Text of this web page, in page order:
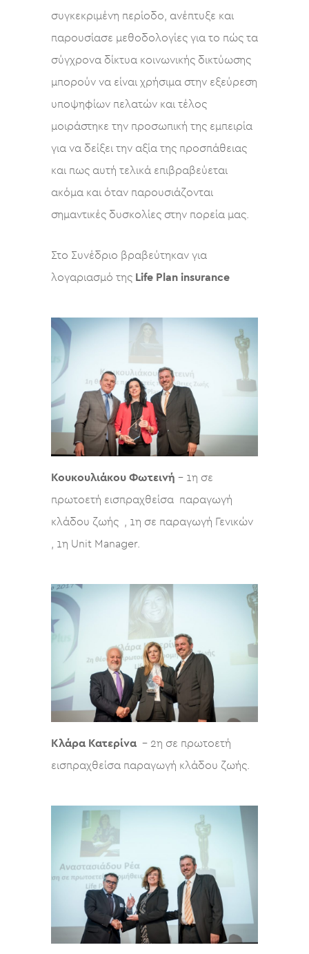
συγκεκριμένη περίοδο, ανέπτυξε και
παρουσίασε μεθοδολογίες για το πώς τα
σύγχρονα δίκτυα κοινωνικής δικτύωσης
μπορούν να είναι χρήσιμα στην εξεύρεση
υποψηφίων πελατών και τέλος
μοιράστηκε την προσωπική της εμπειρία
για να δείξει την αξία της προσπάθειας
και πως αυτή τελικά επιβραβεύεται
ακόμα και όταν παρουσιάζονται
σημαντικές δυσκολίες στην πορεία μας.
Στο Συνέδριο βραβεύτηκαν για
λογαριασμό της Life Plan insurance
Κουκουλιάκου Φωτεινή – 1η σε
πρωτοετή εισπραχθείσα παραγωγή
κλάδου ζωής , 1η σε παραγωγή Γενικών
, 1η Unit Manager.
Κλάρα Κατερίνα – 2η σε πρωτοετή
εισπραχθείσα παραγωγή κλάδου ζωής.